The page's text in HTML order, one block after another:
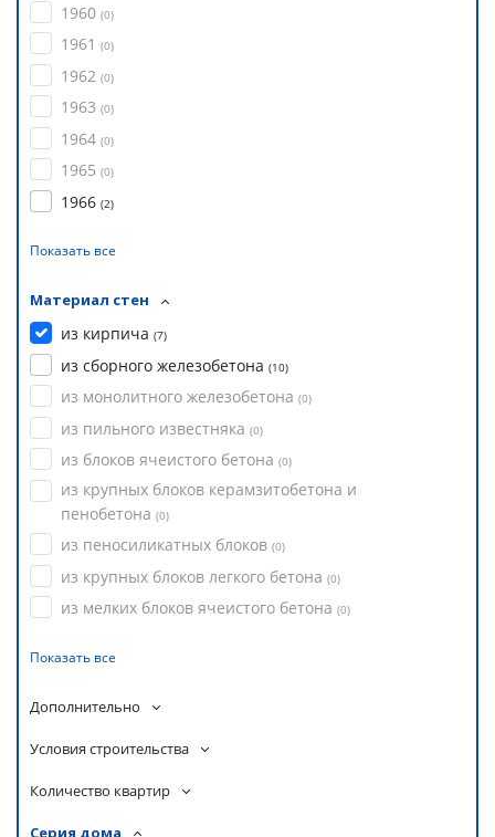
1960 (0)
1961 (0)
1962 (0)
1963 (0)
1964 (0)
1965 (0)
1966 (2)
Показать все
Материал стен
из кирпича (7)
из сборного железобетона (10)
из монолитного железобетона (0)
из пильного известняка (0)
из блоков ячеистого бетона (0)
из крупных блоков керамзитобетона и
пенобетона (0)
из пеносиликатных блоков (0)
из крупных блоков легкого бетона (0)
из мелких блоков ячеистого бетона (0)
Показать все
Дополнительно
Условия строительства
Количество квартир
Серия дома